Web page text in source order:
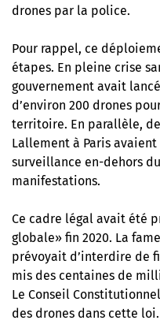
drones par la police.
Pour rappel, ce
étapes. En pleine crise
gouvernement avait
d’environ 200 drones
territoire. En parallèle,
Lallement à Paris
surveillance en-dehors
manifestations.
Ce cadre légal avait été
globale» fin 2020. La
prévoyait d’interdire de
mis des centaines de
Le Conseil
des drones dans cette